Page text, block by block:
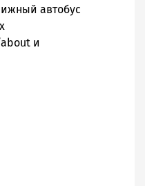
автобус
и